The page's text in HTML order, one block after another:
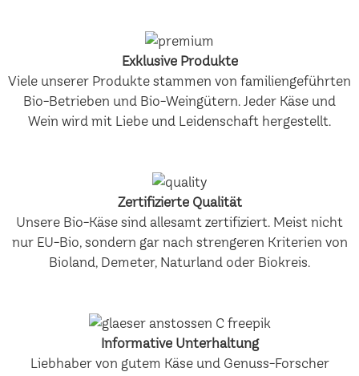
Exklusive Produkte
Viele unserer Produkte stammen von familiengeführten
Bio-Betrieben und Bio-Weingütern. Jeder Käse und
Wein wird mit Liebe und Leidenschaft hergestellt.
Zertifizierte Qualität
Unsere Bio-Käse sind allesamt zertifiziert. Meist nicht
nur EU-Bio, sondern gar nach strengeren Kriterien von
Bioland, Demeter, Naturland oder Biokreis.
Informative Unterhaltung
Liebhaber von gutem Käse und Genuss-Forscher